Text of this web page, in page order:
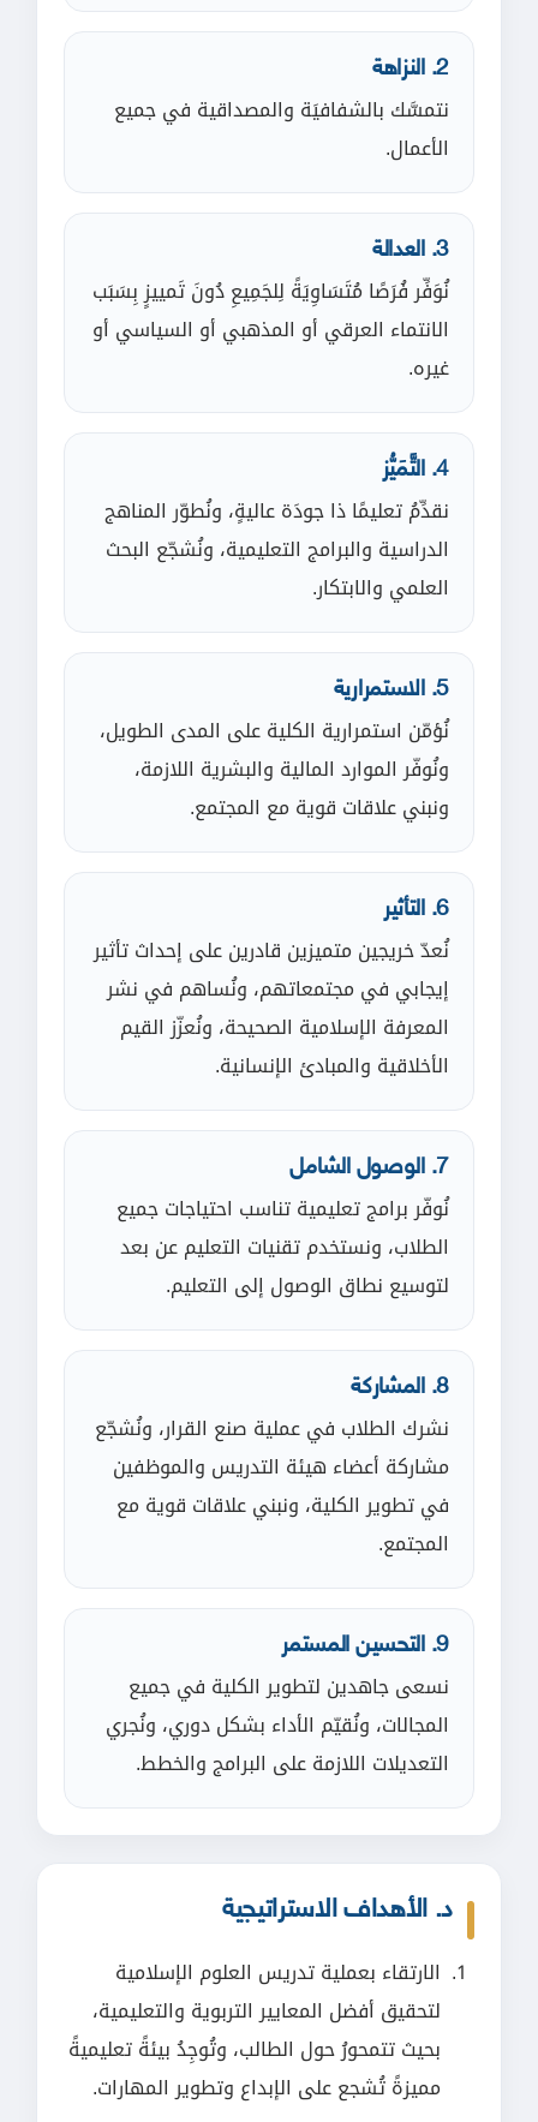
2. النزاهة
نتمسَّك بالشفافيَة والمصداقية في جميع
الأعمال.
3. العدالة
نُوَفِّر فُرَصًا مُتَسَاوِيَةً لِلجَمِيعِ دُونَ تَمييزٍ بِسَبَب
الانتماء العرقي أو المذهبي أو السياسي أو
غيره.
4. التَّمَيُّز
نقدِّمُ تعليمًا ذا جودَة عاليةٍ، ونُطوّر المناهج
الدراسية والبرامج التعليمية، ونُشجّع البحث
العلمي والابتكار.
5. الاستمرارية
نُؤمّن استمرارية الكلية على المدى الطويل،
ونُوفّر الموارد المالية والبشرية اللازمة،
ونبني علاقات قوية مع المجتمع.
6. التأثير
نُعدّ خريجين متميزين قادرين على إحداث تأثير
إيجابي في مجتمعاتهم، ونُساهم في نشر
المعرفة الإسلامية الصحيحة، ونُعزّز القيم
الأخلاقية والمبادئ الإنسانية.
7. الوصول الشامل
نُوفّر برامج تعليمية تناسب احتياجات جميع
الطلاب، ونستخدم تقنيات التعليم عن بعد
لتوسيع نطاق الوصول إلى التعليم.
8. المشاركة
نشرك الطلاب في عملية صنع القرار، ونُشجّع
مشاركة أعضاء هيئة التدريس والموظفين
في تطوير الكلية، ونبني علاقات قوية مع
المجتمع.
9. التحسين المستمر
نسعى جاهدين لتطوير الكلية في جميع
المجالات، ونُقيّم الأداء بشكل دوري، ونُجري
التعديلات اللازمة على البرامج والخطط.
د. الأهداف الاستراتيجية
الارتقاء بعملية تدريس العلوم الإسلامية
لتحقيق أفضل المعايير التربوية والتعليمية،
بحيث تتمحورُ حول الطالب، وتُوجِدُ بيئةً تعليميةً
مميزةً تُشجع على الإبداع وتطوير المهارات.